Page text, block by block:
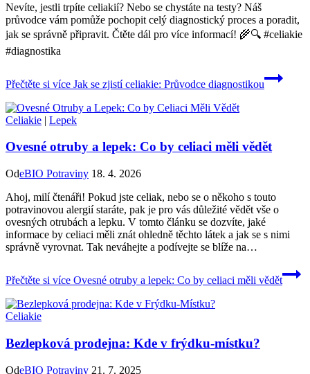
Nevíte, jestli trpíte celiakií? Nebo se chystáte na testy? Náš
průvodce vám pomůže pochopit celý diagnostický proces a poradit,
jak se správně připravit. Čtěte dál pro více informací! 🌾🔍 #celiakie
#diagnostika
Přečtěte si více Jak se zjistí celiakie: Průvodce diagnostikou
Celiakie | Lepek
Ovesné otruby a lepek: Co by celiaci měli vědět
OdeBIO Potraviny 18. 4. 2026
Ahoj, milí čtenáři! Pokud jste celiak, nebo se o někoho s touto
potravinovou alergií staráte, pak je pro vás důležité vědět vše o
ovesných otrubách a lepku. V tomto článku se dozvíte, jaké
informace by celiaci měli znát ohledně těchto látek a jak se s nimi
správně vyrovnat. Tak neváhejte a podívejte se blíže na…
Přečtěte si více Ovesné otruby a lepek: Co by celiaci měli vědět
Celiakie
Bezlepková prodejna: Kde v frýdku-místku?
OdeBIO Potraviny 21. 7. 2025